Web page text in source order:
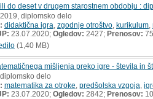
do deset v drugem starostnem obdobju :
, 2019, diplomsko delo
didaktična igra zgodnje otroštvo kurikulum
23.07.2020; Ogledov: 2427; Prenosov: 75
(1,40 MB)
mišljenja preko igre - števila in
diplomsko delo
matematika za otroke predšolska vzgoja
23.07.2020; Ogledov: 2842; Prenosov: